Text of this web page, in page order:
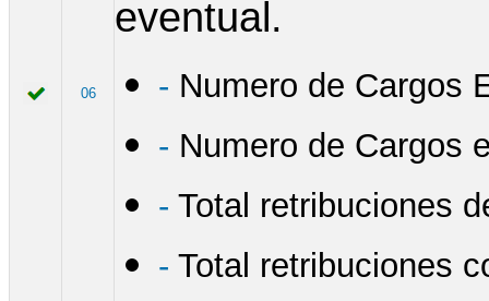
06
eventual.
- Numero de Cargos
- Numero de Cargos
- Total retribuciones
- Total retribuciones